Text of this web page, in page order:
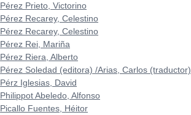
Pérez Prieto, Victorino
Pérez Recarey, Celestino
Pérez Recarey, Celestino
Pérez Rei, Mariña
Pérez Riera, Alberto
Pérez Soledad (editora) /Arias, Carlos (traductor)
Pérz Iglesias, David
Philippot Abeledo, Alfonso
Picallo Fuentes, Héitor